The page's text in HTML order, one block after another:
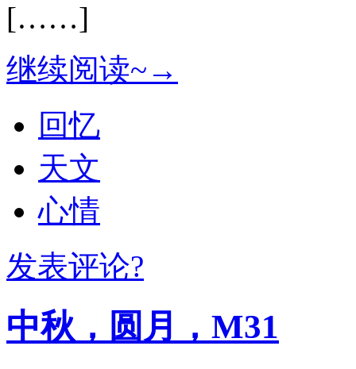
[……]
继续阅读~→
回忆
天文
心情
发表评论?
中秋，圆月，M31